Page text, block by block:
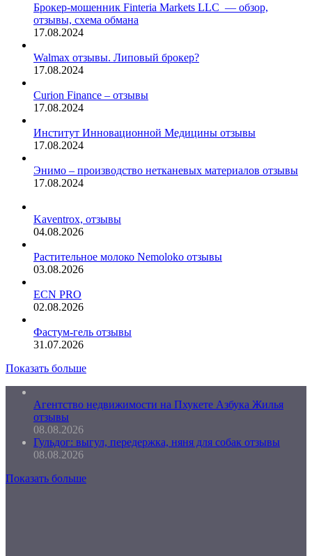
Брокер-мошенник Finteria Markets LLC — обзор,
отзывы, схема обмана
17.08.2024
Walmax отзывы. Липовый брокер?
17.08.2024
Curion Finance – отзывы
17.08.2024
Институт Инновационной Медицины отзывы
17.08.2024
Энимо – производство нетканевых материалов отзывы
17.08.2024
Kaventrox, отзывы
04.08.2026
Растительное молоко Nemoloko отзывы
03.08.2026
ECN PRO
02.08.2026
Фастум-гель отзывы
31.07.2026
Показать больше
Агентство недвижимости на Пхукете Азбука Жилья
отзывы
08.08.2026
Гульдог: выгул, передержка, няня для собак отзывы
08.08.2026
Показать больше